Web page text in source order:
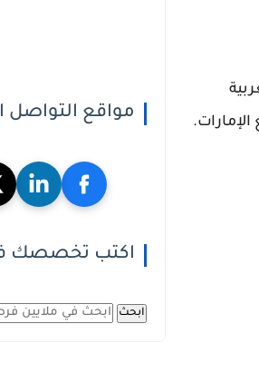
مواقع التواصل
اكتب تخصصك
ابحث